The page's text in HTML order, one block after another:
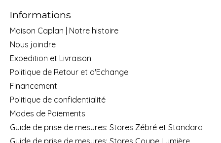
Informations
Maison Caplan | Notre histoire
Nous joindre
Expedition et Livraison
Politique de Retour et d'Echange
Financement
Politique de confidentialité
Modes de Paiements
Guide de prise de mesures: Stores Zébré et Standard
Guide de prise de mesures: Stores Coupe Lumière